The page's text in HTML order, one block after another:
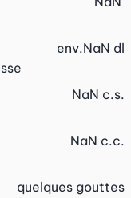
env.NaN dl
NaN c.s.
NaN c.c.
quelques gouttes